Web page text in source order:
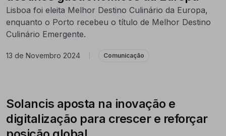
Lisboa foi eleita Melhor Destino Culinário da Europa,
enquanto o Porto recebeu o título de Melhor Destino
Culinário Emergente.
13 de Novembro 2024 Comunicação
Solancis aposta na inovação e
digitalização para crescer e reforçar